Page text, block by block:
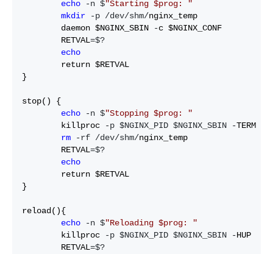
echo -n $"Starting $prog:
"
mkdir -p /dev/shm/nginx_temp
        daemon $NGINX_SBIN
-c $NGINX_CONF
        RETVAL
=$?
echo
        return $RETVAL
}
stop() {
echo -n $"Stopping $prog:
"
        killproc
-p $NGINX_PID $NGINX_SBIN -TERM
rm -rf /dev/shm/nginx_temp
        RETVAL
=$?
echo
        return $RETVAL
}
reload(){
echo -n $"Reloading $prog:
"
        killproc
-p $NGINX_PID $NGINX_SBIN -HUP
        RETVAL
=$?